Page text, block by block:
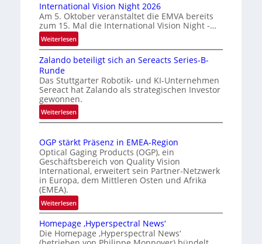
a
r
e
n
r
n
u
n
g
t
o
a
t
s
r
e
K
o
n
o
l
International Vision Night 2026
Am 5. Oktober veranstaltet die EMVA bereits
zum 15. Mal die International Vision Night -…
Weiterlesen:
I
n
e
r
n
a
o
n
a
l
i
s
i
o
Zalando beteiligt sich an Sereacts Series-B-
Runde
Das Stuttgarter Robotik- und KI-Unternehmen
Sereact hat Zalando als strategischen Investor
gewonnen.
Weiterlesen:
Z
l
a
n
d
e
t
e
OGP stärkt Präsenz in EMEA-Region
Optical Gaging Products (OGP), ein
Geschäftsbereich von Quality Vision
International, erweitert sein Partner-Netzwerk
in Europa, dem Mittleren Osten und Afrika
(EMEA).
Weiterlesen:
O
G
P
Homepage ‚Hyperspectral News‘
Die Homepage ‚Hyperspectral News‘